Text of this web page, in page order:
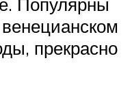
прекрасно